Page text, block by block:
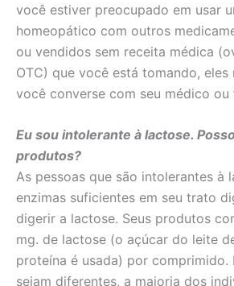
você estiver preocupado em usar
homeopático com outros
ou vendidos sem receita médica
OTC) que você está tomando, eles
você converse com seu médico ou
Eu sou intolerante à lactose.
produtos?
As pessoas que são intolerantes à
enzimas suficientes em seu trato
digerir a lactose. Seus produtos
mg. de lactose (o açúcar do leite
proteína é usada) por comprimido.
sejam diferentes, a maioria dos